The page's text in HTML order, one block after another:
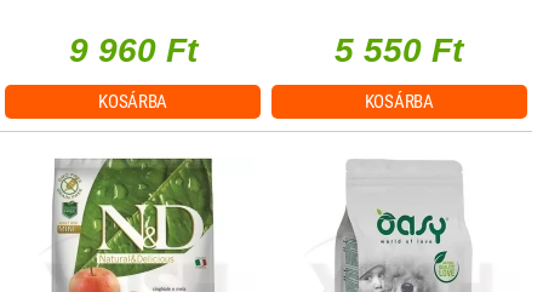
9 960 Ft
KOSÁRBA
5 550 Ft
KOSÁRBA